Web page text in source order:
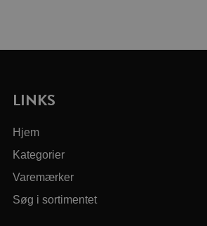
LINKS
Hjem
Kategorier
Varemærker
Søg i sortimentet